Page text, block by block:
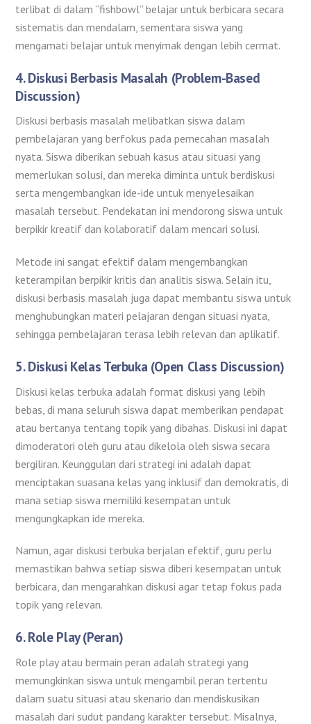
terlibat di dalam “fishbowl” belajar untuk berbicara secara
sistematis dan mendalam, sementara siswa yang
mengamati belajar untuk menyimak dengan lebih cermat.
4.Diskusi Berbasis Masalah (Problem-Based
Discussion)
Diskusi berbasis masalah melibatkan siswa dalam
pembelajaran yang berfokus pada pemecahan masalah
nyata. Siswa diberikan sebuah kasus atau situasi yang
memerlukan solusi, dan mereka diminta untuk berdiskusi
serta mengembangkan ide-ide untuk menyelesaikan
masalah tersebut. Pendekatan ini mendorong siswa untuk
berpikir kreatif dan kolaboratif dalam mencari solusi.
Metode ini sangat efektif dalam mengembangkan
keterampilan berpikir kritis dan analitis siswa. Selain itu,
diskusi berbasis masalah juga dapat membantu siswa untuk
menghubungkan materi pelajaran dengan situasi nyata,
sehingga pembelajaran terasa lebih relevan dan aplikatif.
5.Diskusi Kelas Terbuka (Open Class Discussion)
Diskusi kelas terbuka adalah format diskusi yang lebih
bebas, di mana seluruh siswa dapat memberikan pendapat
atau bertanya tentang topik yang dibahas. Diskusi ini dapat
dimoderatori oleh guru atau dikelola oleh siswa secara
bergiliran. Keunggulan dari strategi ini adalah dapat
menciptakan suasana kelas yang inklusif dan demokratis, di
mana setiap siswa memiliki kesempatan untuk
mengungkapkan ide mereka.
Namun, agar diskusi terbuka berjalan efektif, guru perlu
memastikan bahwa setiap siswa diberi kesempatan untuk
berbicara, dan mengarahkan diskusi agar tetap fokus pada
topik yang relevan.
6.Role Play (Peran)
Role play atau bermain peran adalah strategi yang
memungkinkan siswa untuk mengambil peran tertentu
dalam suatu situasi atau skenario dan mendiskusikan
masalah dari sudut pandang karakter tersebut. Misalnya,